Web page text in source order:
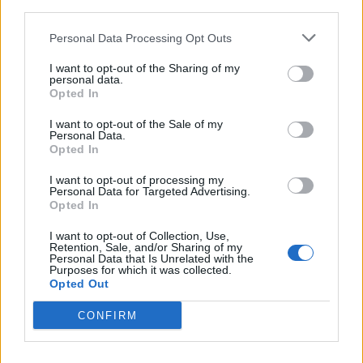
Personal Data Processing Opt Outs
I want to opt-out of the Sharing of my
personal data.
Opted In
I want to opt-out of the Sale of my
Personal Data.
Opted In
I want to opt-out of processing my
Personal Data for Targeted Advertising.
Opted In
I want to opt-out of Collection, Use,
Retention, Sale, and/or Sharing of my
Personal Data that Is Unrelated with the
Purposes for which it was collected.
Opted Out
CONFIRM
ПАЗАРОТ НА НЕДВИЖНОСТИ ВО
СНОБИЗАМ - Деловните
простории силно ги дигаа
Силни резултати во вториот
квартал и првата половина од
зголемена комерцијална
активност и подобрувања во
НАЈЧИТАНИ ВО ПОСЛЕДНИ 7 ДЕНА
ТАНАСКОВСКИ, ЧЛЕН НА
КАВАЧКИ КЛАН (ФОТО)
(Видео) СНИМКА СО ПАРИ КОИ